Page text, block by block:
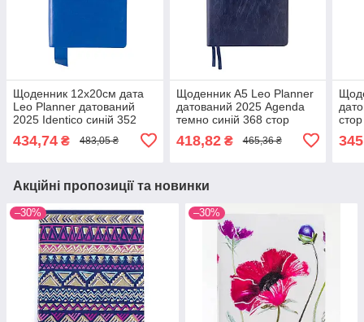
Щоденник 12х20cм дата
Leo Planner датований
2025 Identico синій 352
434,74 ₴ 483,05 ₴
Щоденник А5 Leo Planner
датований 2025 Agenda
темно синій 368 стор
418,82₴ 465,36 ₴
стор
Акційні пропозиції та новинки
–30% –30%